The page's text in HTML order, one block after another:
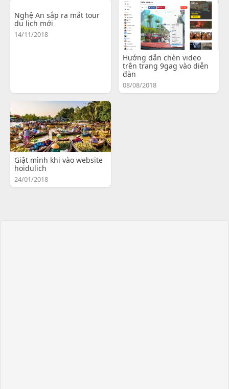
Nghệ An sắp ra mắt tour
du lịch mới
14/11/2018
Hướng dẫn chèn video
trên trang 9gag vào diễn
đàn
08/08/2018
Giật mình khi vào website
hoidulich
24/01/2018